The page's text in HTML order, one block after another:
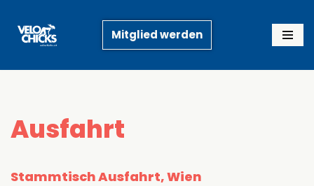
Zum
springen
Mitglied werden
Ausfahrt
Stammtisch Ausfahrt, Wien